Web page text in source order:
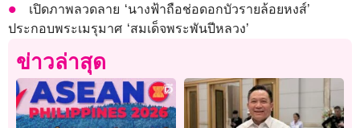
เปิดภาพลวดลาย ‘นางฟ้าถือช่อดอกบัวรายล้อยหงส์’
ประกอบพระเมรุมาศ ‘สมเด็จพระพันปีหลวง’
ข่าวล่าสุด